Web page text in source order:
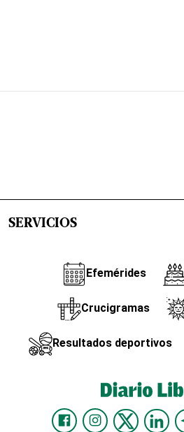
SERVICIOS
Efemérides
Crucigramas
Resultados deportivos